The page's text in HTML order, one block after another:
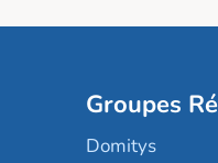
Groupes
Domitys